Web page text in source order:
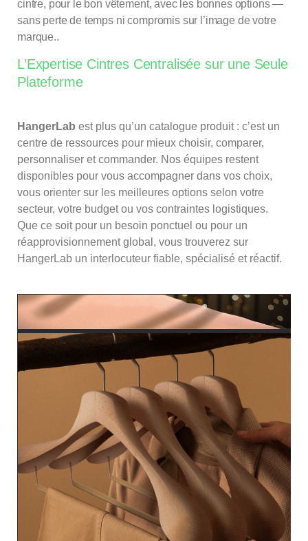
cintre, pour le bon vêtement, avec les bonnes options —
sans perte de temps ni compromis sur l’image de votre
marque..
L’Expertise Cintres Centralisée sur une Seule
Plateforme
HangerLab est plus qu’un catalogue produit : c’est un
centre de ressources pour mieux choisir, comparer,
personnaliser et commander. Nos équipes restent
disponibles pour vous accompagner dans vos choix,
vous orienter sur les meilleures options selon votre
secteur, votre budget ou vos contraintes logistiques.
Que ce soit pour un besoin ponctuel ou pour un
réapprovisionnement global, vous trouverez sur
HangerLab un interlocuteur fiable, spécialisé et réactif.